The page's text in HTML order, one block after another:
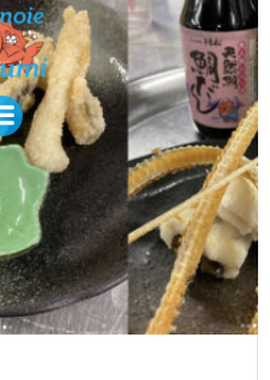
コ
ン
テ
ン
ツ
へ
ス
キ
ッ
プ